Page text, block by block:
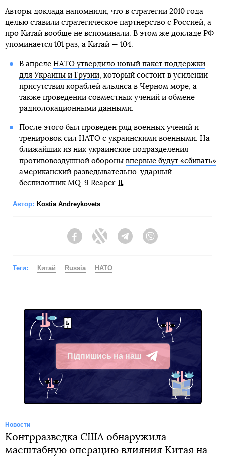
Авторы доклада напомнили, что в стратегии 2010 года
целью ставили стратегическое партнерство с Россией, а
про Китай вообще не вспоминали. В этом же докладе РФ
упоминается 101 раз, а Китай — 104.
В апреле НАТО утвердило новый пакет поддержки
для Украины и Грузии, который состоит в усилении
присутствия кораблей альянса в Черном море, а
также проведении совместных учений и обмене
радиолокационными данными.
После этого был проведен ряд военных учений и
тренировок сил НАТО с украинскими военными. На
ближайших из них украинские подразделения
противовоздушной обороны впервые будут «сбивать»
американский разведывательно-ударный
беспилотник MQ-9 Reaper.
Автор: Kostia Andreykovets
FacebookTwitter Telegram
Теги: Китай Russia НАТО
Підпишись на наш
Telegram
Новости
Контрразведка США обнаружила
масштабную операцию влияния Китая на